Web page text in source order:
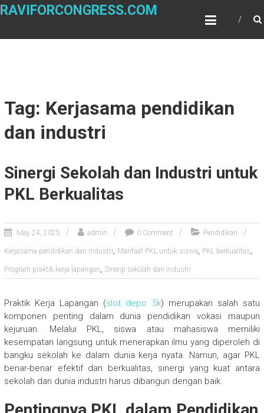
Skip
RAVIFORCONGRESS.COM
Tag: Kerjasama pendidikan
dan industri
Sinergi Sekolah dan Industri untuk
PKL Berkualitas
May 24, 2025 admin 0 Comment Pendidikan
Kerjasama pendidikan dan industri, Manfaat PKL untuk siswa, PKL berkualitas,
Program praktik kerja lapangan, Sinergi sekolah dan industri
Praktik Kerja Lapangan (slot depo 5k) merupakan salah satu
komponen penting dalam dunia pendidikan vokasi maupun
kejuruan. Melalui PKL, siswa atau mahasiswa memiliki
kesempatan langsung untuk menerapkan ilmu yang diperoleh di
bangku sekolah ke dalam dunia kerja nyata. Namun, agar PKL
benar-benar efektif dan berkualitas, sinergi yang kuat antara
sekolah dan dunia industri harus dibangun dengan baik.